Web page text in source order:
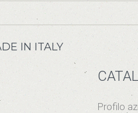
IN ITALY
Profilo